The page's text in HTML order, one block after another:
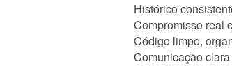
Histórico
Compromisso real
Código limpo,
Comunicação